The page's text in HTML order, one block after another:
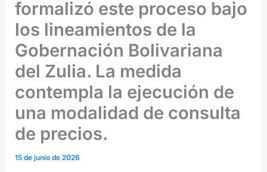
formalizó este proceso bajo
los lineamientos de la
Gobernación Bolivariana
del Zulia. La medida
contempla la ejecución de
una modalidad de consulta
de precios.
15 de junio de 2026